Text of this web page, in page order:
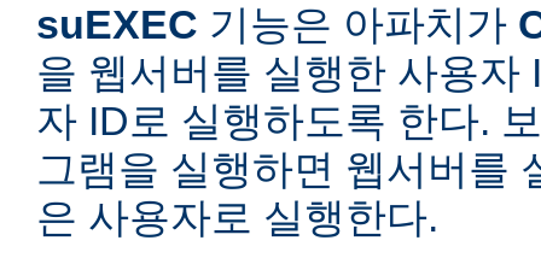
suEXEC 기능은 아파치가
을 웹서버를 실행한 사용자
자 ID로 실행하도록 한다.
그램을 실행하면 웹서버를
은 사용자로 실행한다.